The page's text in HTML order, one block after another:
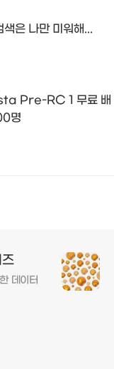
색은 나만 미워해...
Pre-RC 1 무료 배
명
데이터